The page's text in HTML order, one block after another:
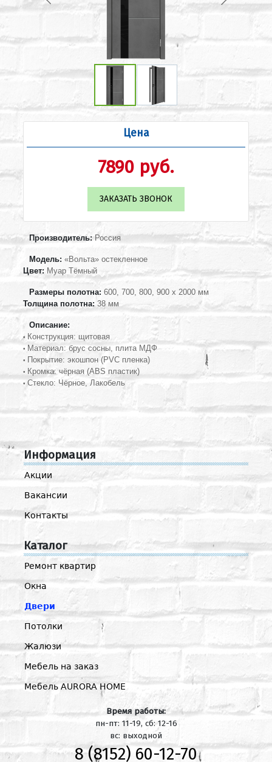
Цена
7890 руб.
ЗАКАЗАТЬ ЗВОНОК
Производитель: Россия
Модель: «Вольта» остекленное
Цвет: Муар Тёмный
Размеры полотна: 600, 700, 800, 900 х 2000 мм
Толщина полотна: 38 мм
Описание:
• Конструкция: щитовая
• Материал: брус сосны, плита МДФ
• Покрытие: экошпон (PVC пленка)
• Кромка: чёрная (ABS пластик)
• Стекло: Чёрное, Лакобель
Информация
Акции
Вакансии
Контакты
Каталог
Ремонт квартир
Окна
Двери
Потолки
Жалюзи
Мебель на заказ
Мебель AURORA HOME
Время работы:
пн-пт: 11-19, сб: 12-16
вс: выходной
8 (8152) 60-12-70